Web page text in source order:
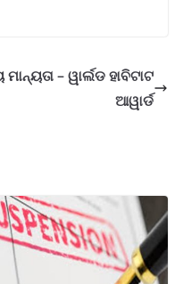
– ୱାର୍ଲଡ ହାବିଟାଟ
ଆୱାର୍ଡ